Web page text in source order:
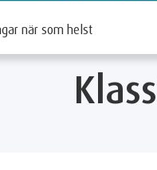
när som helst